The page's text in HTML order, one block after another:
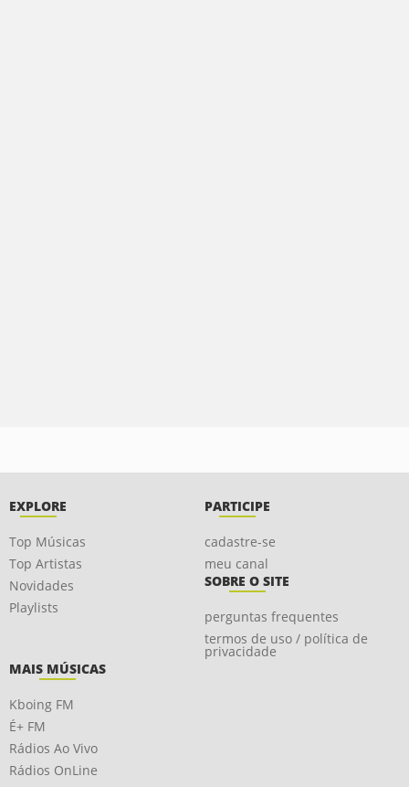
EXPLORE
Top Músicas
Top Artistas
Novidades
Playlists
PARTICIPE
cadastre-se
meu canal
SOBRE O SITE
perguntas frequentes
termos de uso / política de
privacidade
MAIS MÚSICAS
Kboing FM
É+ FM
Rádios Ao Vivo
Rádios OnLine